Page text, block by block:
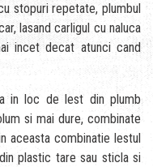
stopuri repetate, plumbul
lasand carligul cu naluca
incet decat atunci cand
in loc de lest din plumb
si mai dure, combinate
aceasta combinatie lestul
plastic tare sau sticla si